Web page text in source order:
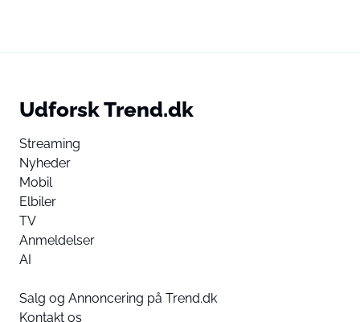
Udforsk Trend.dk
Streaming
Nyheder
Mobil
Elbiler
TV
Anmeldelser
AI
Salg og Annoncering på Trend.dk
Kontakt os